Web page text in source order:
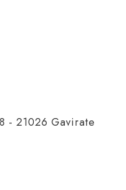
- 21026 Gavirate